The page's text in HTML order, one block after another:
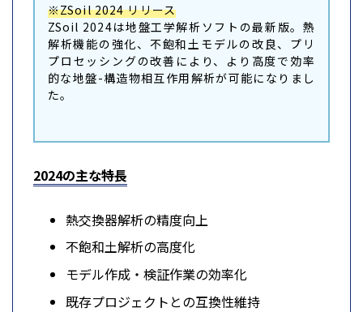
※ZSoil 2024 リリース
ZSoil 2024は地盤工学解析ソフトの最新版。熱
解析機能の強化、不飽和土モデルの改良、プリ
プロセッシングの改善により、より高度で効率
的な地盤-構造物相互作用解析が可能になりまし
た。
2024の主な特長
熱交換器解析の精度向上
不飽和土解析の高度化
モデル作成・検証作業の効率化
既存プロジェクトとの互換性維持